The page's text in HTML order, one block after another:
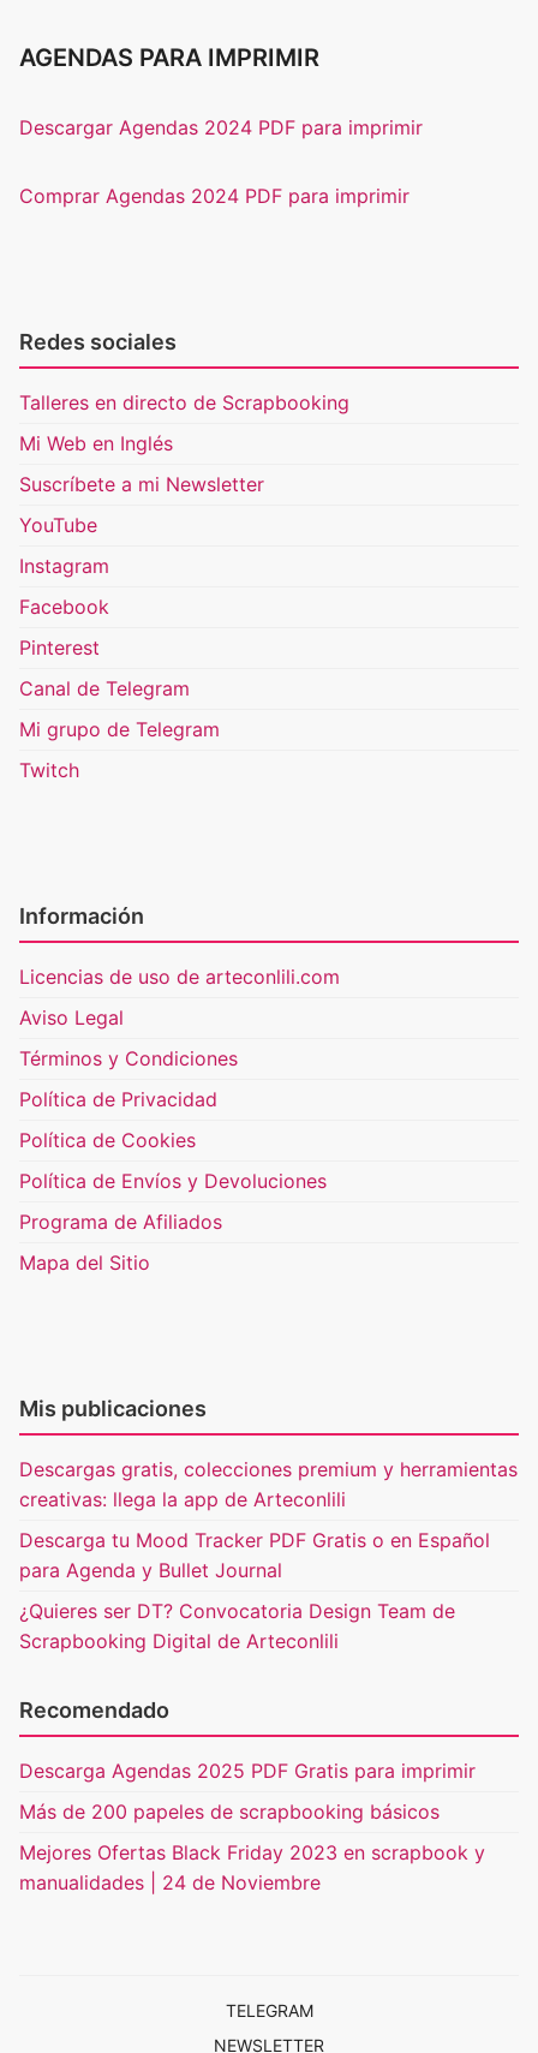
AGENDAS PARA IMPRIMIR
Descargar Agendas 2024 PDF para imprimir
Comprar Agendas 2024 PDF para imprimir
Redes sociales
Talleres en directo de Scrapbooking
Mi Web en Inglés
Suscríbete a mi Newsletter
YouTube
Instagram
Facebook
Pinterest
Canal de Telegram
Mi grupo de Telegram
Twitch
Información
Licencias de uso de arteconlili.com
Aviso Legal
Términos y Condiciones
Política de Privacidad
Política de Cookies
Política de Envíos y Devoluciones
Programa de Afiliados
Mapa del Sitio
Mis publicaciones
Descargas gratis, colecciones premium y herramientas
creativas: llega la app de Arteconlili
Descarga tu Mood Tracker PDF Gratis o en Español
para Agenda y Bullet Journal
¿Quieres ser DT? Convocatoria Design Team de
Scrapbooking Digital de Arteconlili
Recomendado
Descarga Agendas 2025 PDF Gratis para imprimir
Más de 200 papeles de scrapbooking básicos
Mejores Ofertas Black Friday 2023 en scrapbook y
manualidades | 24 de Noviembre
TELEGRAM
NEWSLETTER